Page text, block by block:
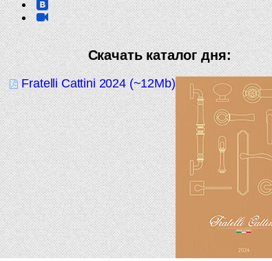
Скачать каталог дня:
Fratelli Cattini 2024 (~12Mb)